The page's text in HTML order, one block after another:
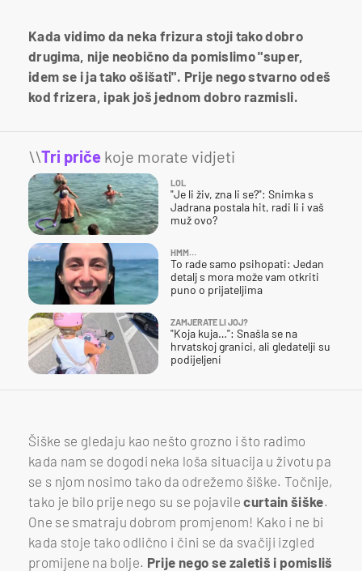
Kada vidimo da neka frizura stoji tako dobro
drugima, nije neobično da pomislimo "super,
idem se i ja tako ošišati". Prije nego stvarno odeš
kod frizera, ipak još jednom dobro razmisli.
\\Tri priče koje morate vidjeti
LOL
"Je li živ, zna li se?": Snimka s
Jadrana postala hit, radi li i vaš
muž ovo?
HMM…
To rade samo psihopati: Jedan
detalj s mora može vam otkriti
puno o prijateljima
ZAMJERATE LI JOJ?
"Koja kuja…": Snašla se na
hrvatskoj granici, ali gledatelji su
podijeljeni
Šiške se gledaju kao nešto grozno i što radimo
kada nam se dogodi neka loša situacija u životu pa
se s njom nosimo tako da odrežemo šiške. Točnije,
tako je bilo prije nego su se pojavile curtain šiške.
One se smatraju dobrom promjenom! Kako i ne bi
kada stoje tako odlično i čini se da svačiji izgled
promijene na bolje. Prije nego se zaletiš i pomisliš